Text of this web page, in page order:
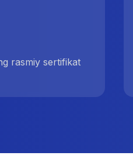
rasmiy sertifikat